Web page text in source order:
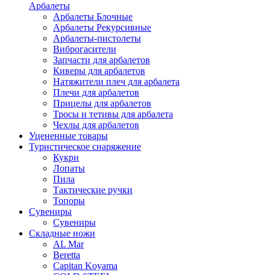
Арбалеты
Арбалеты Блочные
Арбалеты Рекурсивные
Арбалеты-пистолеты
Виброгасители
Запчасти для арбалетов
Киверы для арбалетов
Натяжители плеч для арбалета
Плечи для арбалетов
Прицелы для арбалетов
Тросы и тетивы для арбалета
Чехлы для арбалетов
Уцененные товары
Туристическое снаряжение
Кукри
Лопаты
Пила
Тактические ручки
Топоры
Сувениры
Сувениры
Складные ножи
AL Mar
Beretta
Capitan Koyama